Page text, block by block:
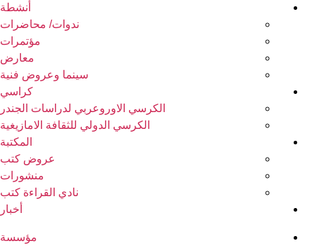
أنشطة
ندوات/ محاضرات
مؤتمرات
معارض
سينما وعروض فنية
كراسي
الكرسي الاوروعربي لدراسات الجندر
الكرسي الدولي للثقافة الامازيغية
المكتبة
عروض كتب
منشورات
نادي القراءة كتب
أخبار
مؤسسة